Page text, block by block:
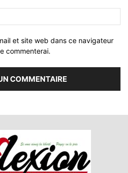
et site web dans ce navigateur
commenterai.